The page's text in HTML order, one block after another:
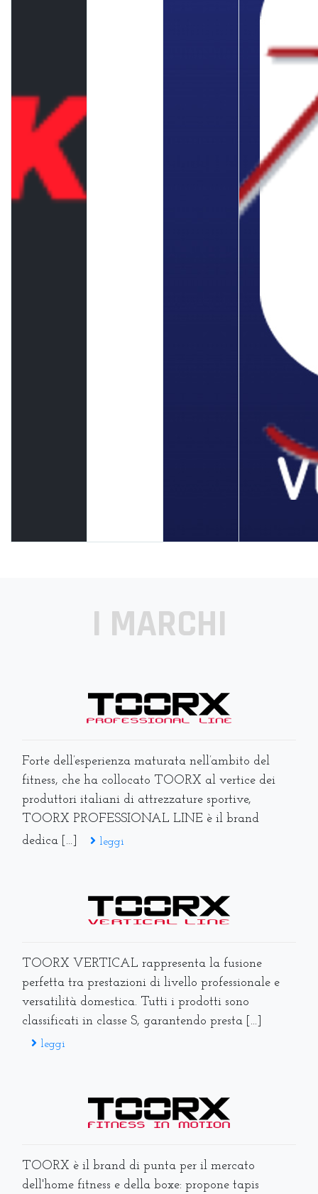
I MARCHI
Forte dell’esperienza maturata nell’ambito del
fitness, che ha collocato TOORX al vertice dei
produttori italiani di attrezzature sportive,
TOORX PROFESSIONAL LINE è il brand
dedica [...]
leggi
TOORX VERTICAL rappresenta la fusione
perfetta tra prestazioni di livello professionale e
versatilità domestica. Tutti i prodotti sono
classificati in classe S, garantendo presta [...]
leggi
TOORX è il brand di punta per il mercato
dell'home fitness e della boxe: propone tapis